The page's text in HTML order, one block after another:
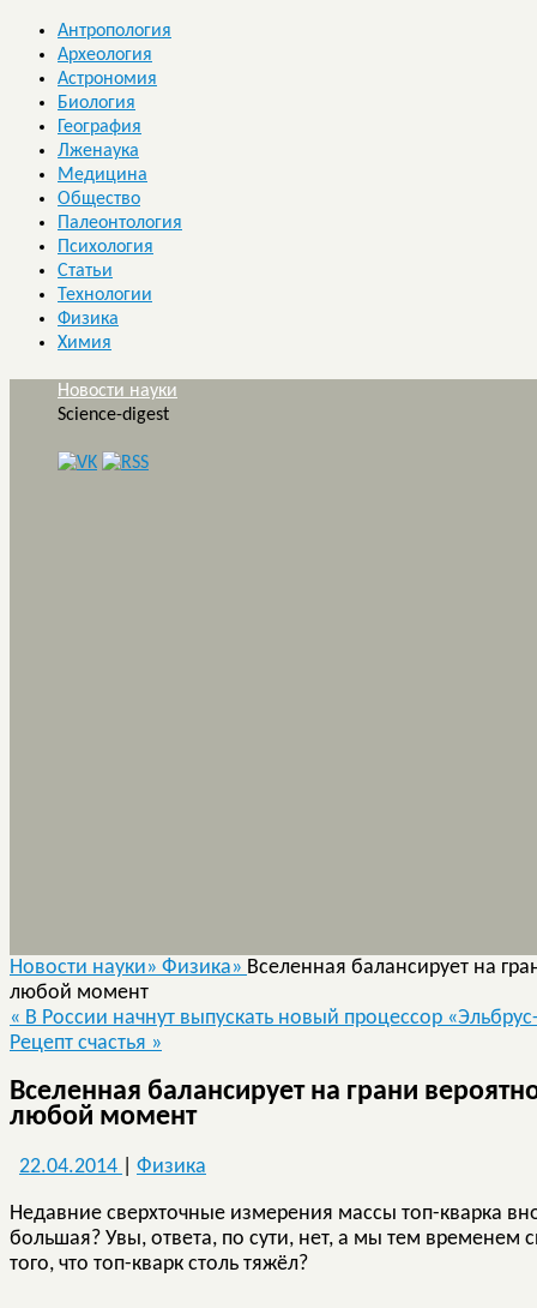
Антропология
Археология
Астрономия
Биология
География
Лженаука
Медицина
Общество
Палеонтология
Психология
Статьи
Технологии
Физика
Химия
Новости науки
Science-digest
Новости науки» Физика» Вселенная балансирует на
любой момент
« В России начнут выпускать новый процессор
Рецепт счастья »
Вселенная балансирует на грани
любой момент
22.04.2014 Физика
Недавние сверхточные измерения массы топ-кварка
большая? Увы, ответа, по сути, нет, а мы тем временем
того, что топ-кварк столь тяжёл?